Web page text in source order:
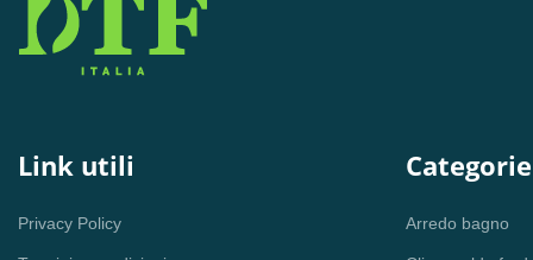
Link utili
Privacy Policy
Categorie
Arredo bagno